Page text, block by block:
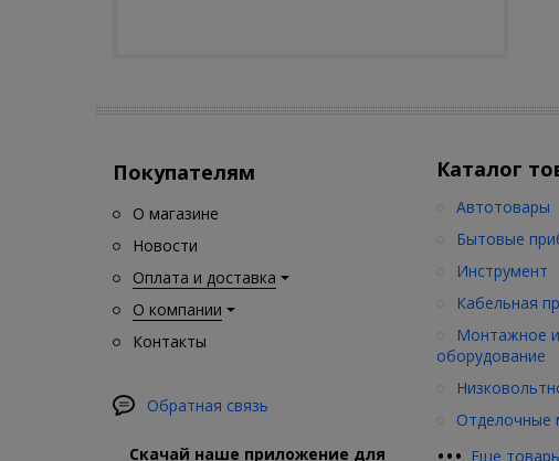
Покупателям
О магазине
Новости
Оплата и доставка
О компании
Контакты
Обратная связь
Скачай наше приложение для
Каталог
Еще
Автотовары
Бытовые
Инструмент
Кабельная
Монтажное
оборудование
Отделочные